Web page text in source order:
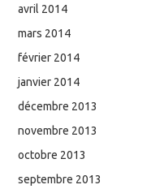
avril 2014
mars 2014
février 2014
janvier 2014
décembre 2013
novembre 2013
octobre 2013
septembre 2013